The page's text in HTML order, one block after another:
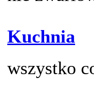
Kuchnia
wszystko